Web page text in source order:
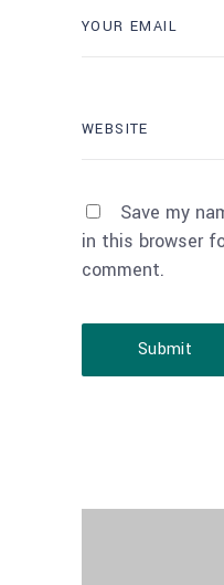
Save my
in this browser
comment.
Submit